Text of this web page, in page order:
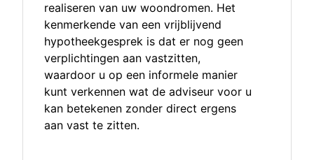
realiseren van uw woondromen. Het
kenmerkende van een vrijblijvend
hypotheekgesprek is dat er nog geen
verplichtingen aan vastzitten,
waardoor u op een informele manier
kunt verkennen wat de adviseur voor u
kan betekenen zonder direct ergens
aan vast te zitten.